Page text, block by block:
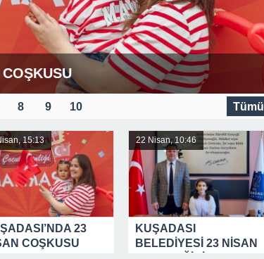
8 9 10 Tümü
15:13
23
COŞKUSU
22 Nisan, 10:46
KUŞADASI
BELEDİYESİ 23 NİSAN